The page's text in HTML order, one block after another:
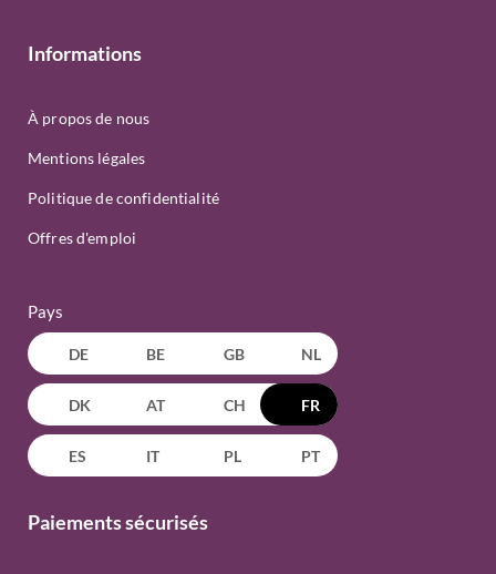
Informations
À propos de nous
Mentions légales
Politique de confidentialité
Offres d'emploi
Pays
DE BE GB NL
DK AT CH FR
ES IT PL PT
Paiements sécurisés